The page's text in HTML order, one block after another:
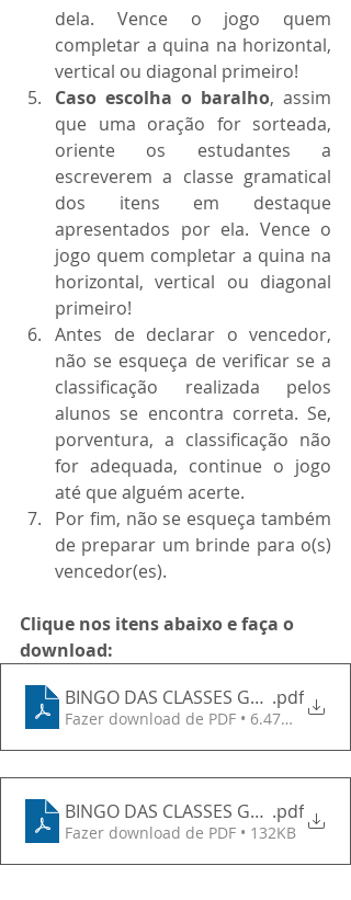
dela. Vence o jogo quem
completar a quina na horizontal,
vertical ou diagonal primeiro!
Caso escolha o baralho, assim
que uma oração for sorteada,
oriente os estudantes a
escreverem a classe gramatical
dos itens em destaque
apresentados por ela. Vence o
jogo quem completar a quina na
horizontal, vertical ou diagonal
primeiro!
Antes de declarar o vencedor,
não se esqueça de verificar se a
classificação realizada pelos
alunos se encontra correta. Se,
porventura, a classificação não
for adequada, continue o jogo
até que alguém acerte.
Por fim, não se esqueça também
de preparar um brinde para o(s)
vencedor(es).
Clique nos itens abaixo e faça o
download:
BINGO DAS CLASSES GRAMATICAIS
.pdf
Fazer download de PDF • 6.47MB
BINGO DAS CLASSES .pdf
Fazer download de PDF • 132KB